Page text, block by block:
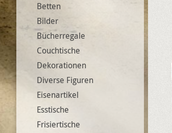
Bilder
Bücherregale
Couchtische
Dekorationen
Diverse Figuren
Eisenartikel
Esstische
Frisiertische
Betten